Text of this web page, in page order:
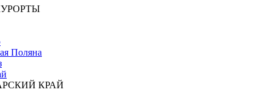
Поляна
КРАЙ